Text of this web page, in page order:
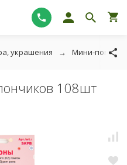
украшения Мини-
108шт